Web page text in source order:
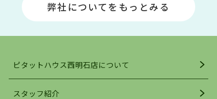
駅」周辺には、ビブレ・イオンをはじめとした買
い物施設も多くあり、買い物にも困りません。
明石駅・西明石駅を中心に、明石市・神戸市西区
でお部屋探している方は、ぜひ当ＨＰにて物件を
お探しになってください。弊社は、スタッフの平
弊社についてをもっとみる
ピタットハウス西明石店について
スタッフ紹介